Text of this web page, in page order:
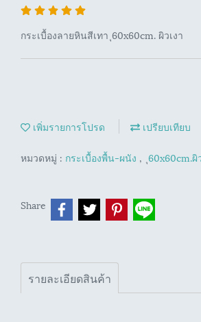
กระเบื้องลายหินสีเทา ุ60x60cm. ผิวเงา
เพิ่มรายการโปรด เปรียบเทียบ
หมวดหมู่ : กระเบื้องพื้น-ผนัง , 60x60cm.ผิ
Share
รายละเอียดสินค้า